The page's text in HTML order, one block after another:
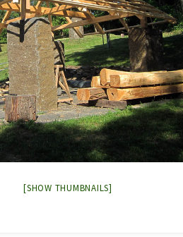
[SHOW THUMBNAILS]